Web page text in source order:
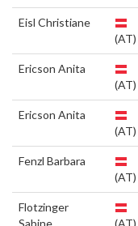
Eisl Christiane
(AT)
Ericson Anita
(AT)
Ericson Anita
(AT)
Fenzl Barbara
(AT)
Flotzinger
Sabine
(AT)